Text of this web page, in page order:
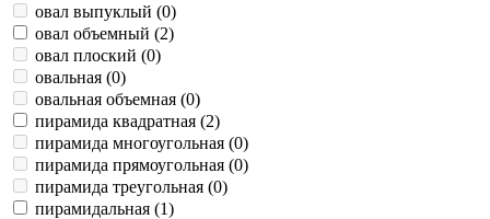
овал выпуклый (0)
овал объемный (2)
овал плоский (0)
овальная (0)
овальная объемная (0)
пирамида квадратная (2)
пирамида многоугольная (0)
пирамида прямоугольная (0)
пирамида треугольная (0)
пирамидальная (1)